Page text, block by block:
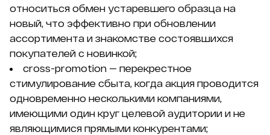
относиться обмен устаревшего образца на
новый, что эффективно при обновлении
ассортимента и знакомстве состоявшихся
покупателей с новинкой;
cross-promotion — перекрестное
стимулирование сбыта, когда акция проводится
одновременно несколькими компаниями,
имеющими один круг целевой аудитории и не
являющимися прямыми конкурентами;